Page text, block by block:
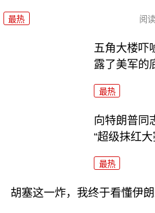
最热 阅读
五角大楼吓
露了美军的
最热
向特朗普同
“超级抹红大
最热
胡塞这一炸，我终于看懂伊